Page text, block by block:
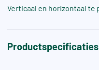
Verticaal en horizontaal te
Productspecificaties